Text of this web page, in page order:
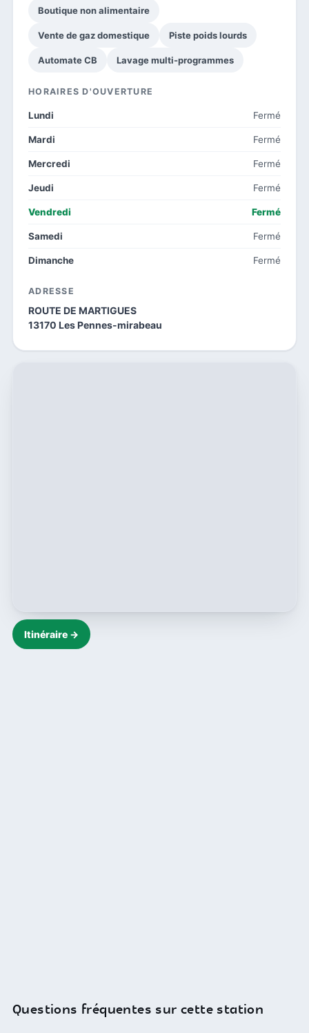
Boutique non alimentaire
Vente de gaz domestique Piste poids lourds
Automate CB Lavage multi-programmes
HORAIRES D'OUVERTURE
Lundi Fermé
Mardi Fermé
Mercredi Fermé
Jeudi Fermé
Vendredi Fermé
Samedi Fermé
Dimanche Fermé
ADRESSE
ROUTE DE MARTIGUES
13170 Les Pennes-mirabeau
Itinéraire →
Questions fréquentes sur cette station